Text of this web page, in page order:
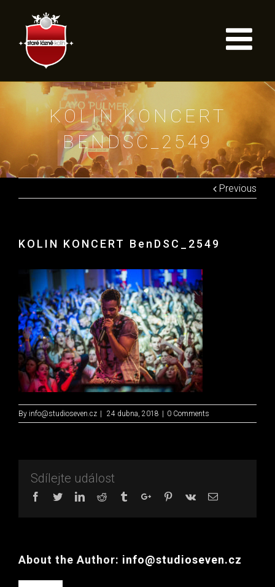
KOLIN KONCERT
BENDSC_2549
Previous
KOLIN KONCERT BenDSC_2549
By info@studioseven.cz 24 dubna, 2018 0 Comments
Sdílejte událost
Facebook
TwitterLinkedinReddit TumblrGoogle+Pinterest
Vk Email
About the Author: info@studioseven.cz